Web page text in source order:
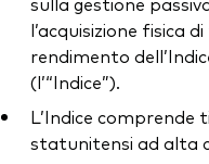
l’acquisizione fisica
rendimento
(l’“Indice”).
L’Indice comprende
statunitensi ad alta